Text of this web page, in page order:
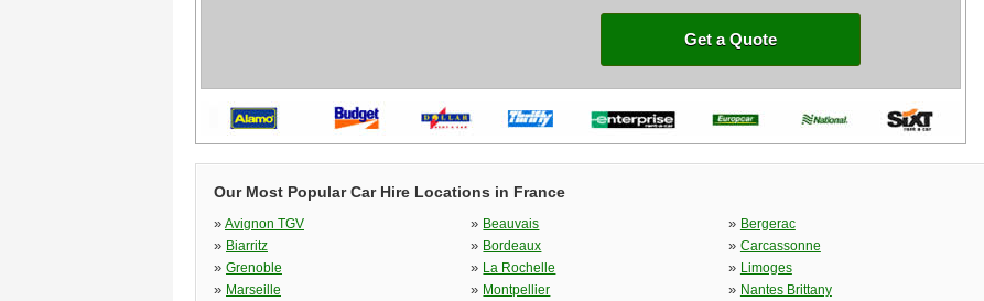
Get a Quote
Our Most Popular Car Hire Locations in France
» Avignon TGV » Beauvais » Bergerac
» Biarritz » Bordeaux » Carcassonne
» Grenoble » La Rochelle » Limoges
» Marseille » Montpellier » Nantes Brittany